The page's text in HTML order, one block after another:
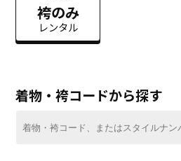
袴のみ
レンタル
着物・袴コードから探す